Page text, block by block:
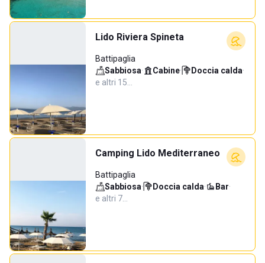
Lido Riviera Spineta
Battipaglia
Sabbiosa· Cabine· Doccia calda·
e altri 15…
Camping Lido Mediterraneo
Battipaglia
Sabbiosa· Doccia calda· Bar·
e altri 7…